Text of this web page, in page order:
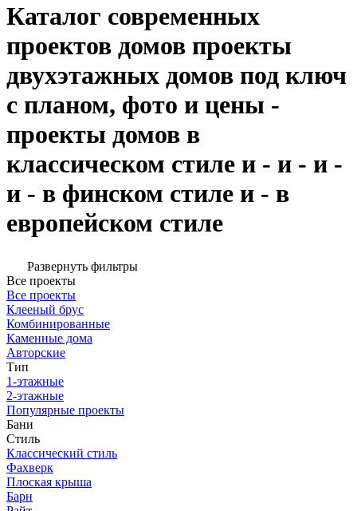
Каталог современных
проектов домов проекты
двухэтажных домов под ключ
с планом, фото и цены -
проекты домов в
классическом стиле и - и - и -
и - в финском стиле и - в
европейском стиле
Развернуть фильтры
Все проекты
Все проекты
Клееный брус
Комбинированные
Каменные дома
Авторские
Тип
1-этажные
2-этажные
Популярные проекты
Бани
Стиль
Классический стиль
Фахверк
Плоская крыша
Барн